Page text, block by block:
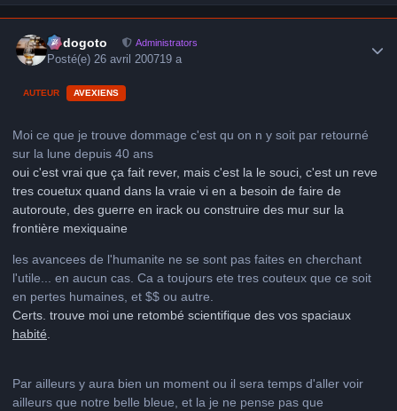
frédogoto Administrators
Posté(e) 26 avril 200719 a
AUTEUR AVEXIENS
Moi ce que je trouve dommage c'est qu on n y soit par retourné
sur la lune depuis 40 ans
oui c'est vrai que ça fait rever, mais c'est la le souci, c'est un reve
tres couetux quand dans la vraie vi en a besoin de faire de
autoroute, des guerre en irack ou construire des mur sur la
frontière mexiquaine
les avancees de l'humanite ne se sont pas faites en cherchant
l'utile... en aucun cas. Ca a toujours ete tres couteux que ce soit
en pertes humaines, et $$ ou autre.
Certs. trouve moi une retombé scientifique des vos spaciaux
habité
Par ailleurs y aura bien un moment ou il sera temps d'aller voir
ailleurs que notre belle bleue, et la je ne pense pas que